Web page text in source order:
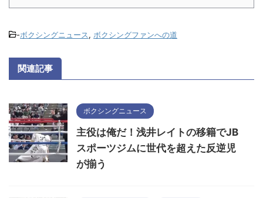
-ボクシングニュース, ボクシングファンへの道
関連記事
ボクシングニュース
主役は俺だ！浅井レイトの移籍でJB
スポーツジムに世代を超えた反逆児
が揃う